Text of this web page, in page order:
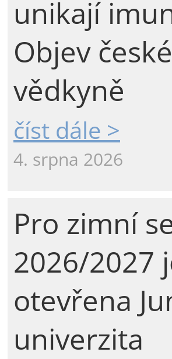
unikají
Objev české
vědkyně
číst dále >
4. srpna 2026
Pro zimní
2026/2027
otevřena
univerzita